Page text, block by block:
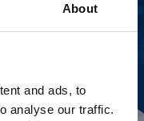
About
and ads, to
analyse our traffic.